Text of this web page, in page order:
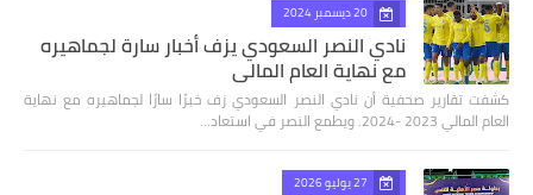
20 ديسمبر 2024
نادي النصر السعودي يزف أخبار سارة لجماهيره
مع نهاية العام المالي
كشفت تقارير صحفية أن نادي النصر السعودي زف خبرًا سارًا لجماهيره مع نهاية
العام المالي 2023 -2024. ويطمع النصر في استعاد…
27 يوليو 2026